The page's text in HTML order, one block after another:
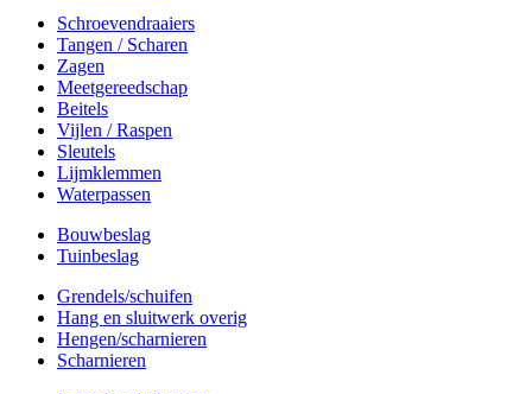
Schroevendraaiers
Tangen / Scharen
Zagen
Meetgereedschap
Beitels
Vijlen / Raspen
Sleutels
Lijmklemmen
Waterpassen
Bouwbeslag
Tuinbeslag
Grendels/schuifen
Hang en sluitwerk overig
Hengen/scharnieren
Scharnieren